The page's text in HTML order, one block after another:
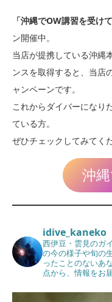
「沖縄でOW講習を受け
ン開催中。
当店が提携している沖縄
ンスを取得すると、当店
ャンペーンです。
これからダイバーになり
ている方。
ぜひチェックしてみてく
沖
idive_kaneko
西伊豆・雲見のガ
の今の様子や旬の
ったことのないあ
点から、情報をお